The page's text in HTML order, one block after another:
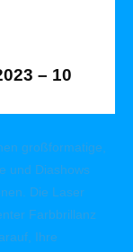
– 10
großformatige,
und Diashows
Die Laser
Farbbrillanz
Ihre